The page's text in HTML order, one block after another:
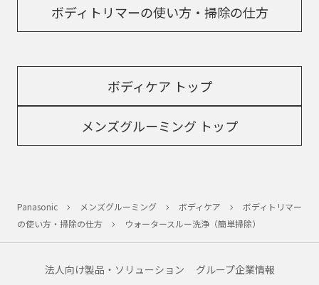
ボディトリマーの使い方・掃除の仕方
ボディケア トップ
メンズグルーミング トップ
Panasonic メンズグルーミング ボディケア
ボディトリマー
の使い方・掃除の仕方
ウォータースルー洗浄（簡単掃除）
法人向け製品・ソリューション グループ企業情報